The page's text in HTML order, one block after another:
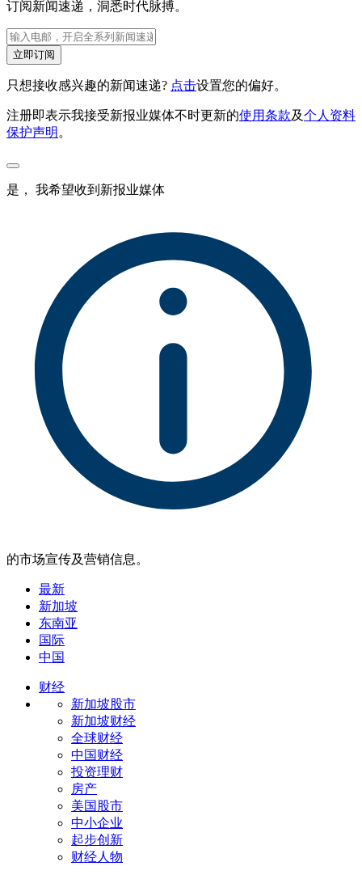
订阅新闻速递，洞悉时代脉搏。
立即订阅
只想接收感兴趣的新闻速递? 点击设置您的偏好。
注册即表示我接受新报业媒体不时更新的使用条款及个人资料
保护声明 。
是， 我希望收到新报业媒体
的市场宣传及营销信息。
最新
新加坡
东南亚
国际
中国
财经
新加坡股市
新加坡财经
全球财经
中国财经
投资理财
房产
美国股市
中小企业
起步创新
财经人物